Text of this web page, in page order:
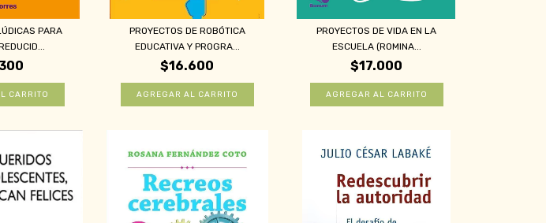
PARA
PROYECTOS DE ROBÓTICA
EDUCATIVA Y PROGRA...
$16.600
PROYECTOS DE VIDA EN LA
ESCUELA (ROMINA...
$17.000